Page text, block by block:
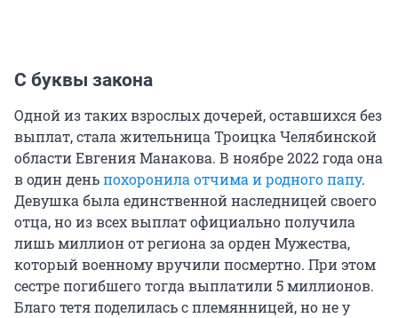
С буквы закона
Одной из таких взрослых дочерей, оставшихся без
выплат, стала жительница Троицка Челябинской
области Евгения Манакова. В ноябре 2022 года она
в один деньпохоронила отчима и родного папу.
Девушка была единственной наследницей своего
отца, но из всех выплат официально получила
лишь миллион от региона за орден Мужества,
который военному вручили посмертно. При этом
сестре погибшего тогда выплатили 5 миллионов.
Благо тетя поделилась с племянницей, но не у